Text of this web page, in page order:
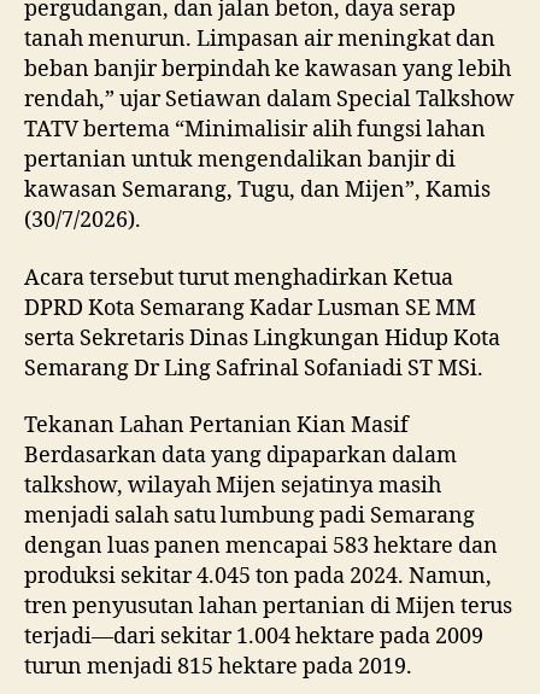
pergudangan, dan jalan beton, daya serap
tanah menurun. Limpasan air meningkat dan
beban banjir berpindah ke kawasan yang lebih
rendah,” ujar Setiawan dalam Special Talkshow
TATV bertema “Minimalisir alih fungsi lahan
pertanian untuk mengendalikan banjir di
kawasan Semarang, Tugu, dan Mijen”, Kamis
(30/7/2026).
Acara tersebut turut menghadirkan Ketua
DPRD Kota Semarang Kadar Lusman SE MM
serta Sekretaris Dinas Lingkungan Hidup Kota
Semarang Dr Ling Safrinal Sofaniadi ST MSi.
Tekanan Lahan Pertanian Kian Masif
Berdasarkan data yang dipaparkan dalam
talkshow, wilayah Mijen sejatinya masih
menjadi salah satu lumbung padi Semarang
dengan luas panen mencapai 583 hektare dan
produksi sekitar 4.045 ton pada 2024. Namun,
tren penyusutan lahan pertanian di Mijen terus
terjadi—dari sekitar 1.004 hektare pada 2009
turun menjadi 815 hektare pada 2019.